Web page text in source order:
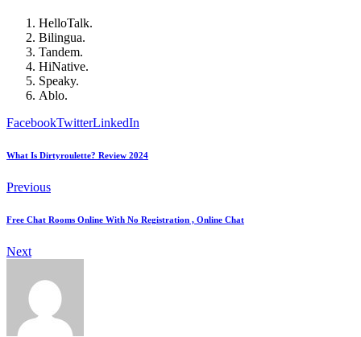
HelloTalk.
Bilingua.
Tandem.
HiNative.
Speaky.
Ablo.
FacebookTwitterLinkedIn
What Is Dirtyroulette? Review 2024
Previous
Free Chat Rooms Online With No Registration , Online Chat
Next